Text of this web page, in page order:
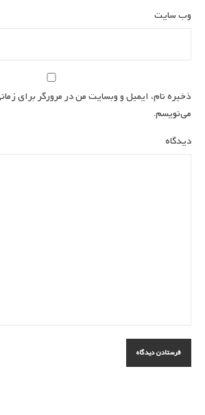
وب‌ سایت
ذخیره نام، ایمیل و وبسایت من در مرورگر برای
می‌نویسم.
دیدگاه